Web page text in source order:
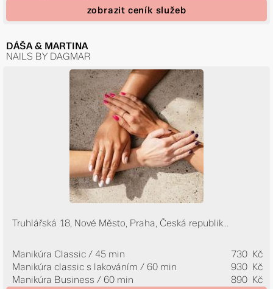
zobrazit ceník služeb
DÁŠA & MARTINA
NAILS BY DAGMAR
Truhlářská 18, Nové Město, Praha, Česká republik...
Manikúra Classic / 45 min
730 Kč
Manikúra classic s lakováním / 60 min
930 Kč
Manikúra Business / 60 min
890 Kč